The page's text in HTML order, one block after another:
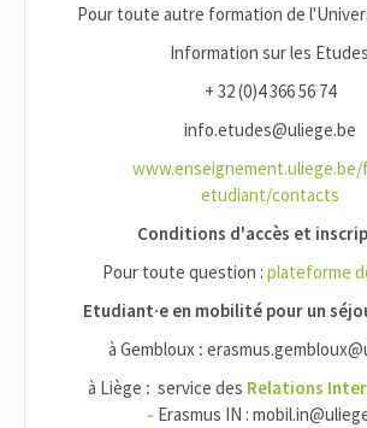
Pour toute autre formation de
Information sur les Etudes
+ 32 (0)4 366 56 74
info.etudes@uliege.be
etudiant/contacts
Conditions d'accès et
Pour toute question : plateforme
Etudiant·e en mobilité pour un
à Gembloux :
à Liège : service des Relations
- Erasmus IN :